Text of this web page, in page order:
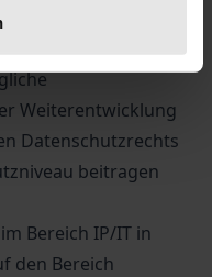
einschließlich
Weiterentwicklung
Datenschutzrechts
beitragen
Bereich IP/IT in
den Bereich